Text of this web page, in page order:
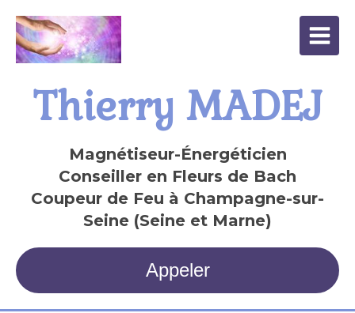
Thierry MADEJ
Magnétiseur-Énergéticien
Conseiller en Fleurs de Bach
Coupeur de Feu à Champagne-sur-
Seine (Seine et Marne)
Appeler